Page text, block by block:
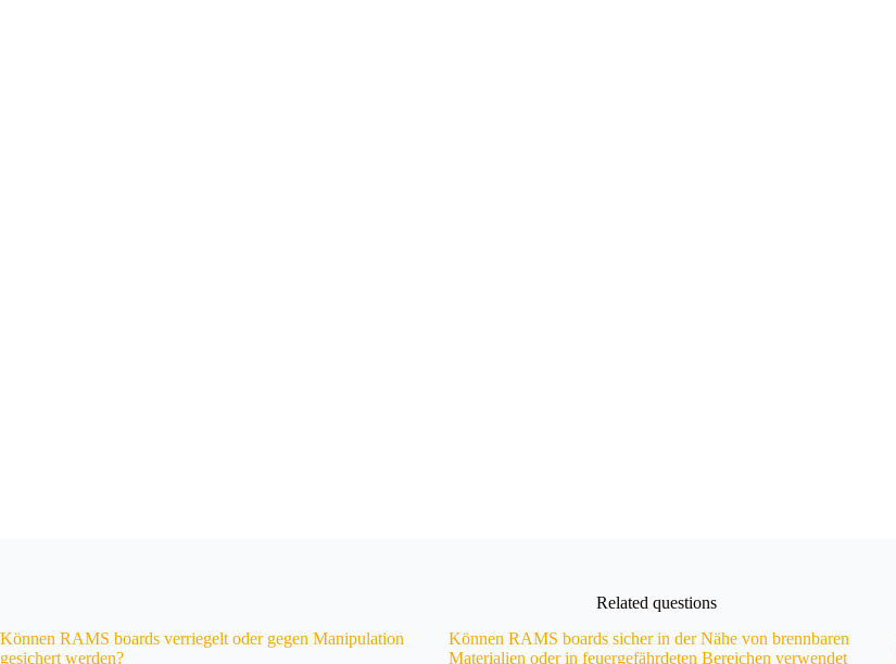
Related questions
Können RAMS boards verriegelt oder gegen Manipulation
gesichert werden?
Können RAMS boards sicher in der Nähe von brennbaren
Materialien oder in feuergefährdeten Bereichen verwendet